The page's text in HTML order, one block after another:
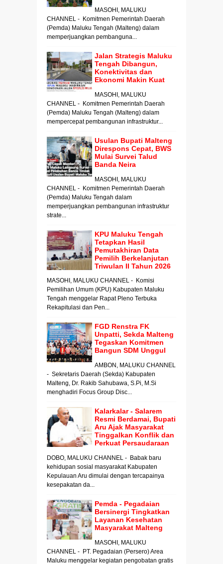
MASOHI, MALUKU
CHANNEL - Komitmen Pemerintah Daerah
(Pemda) Maluku Tengah (Malteng) dalam
memperjuangkan pembanguna...
Jalan Strategis Maluku
Tengah Dibangun,
Konektivitas dan
Ekonomi Makin Kuat
MASOHI, MALUKU
CHANNEL - Komitmen Pemerintah Daerah
(Pemda) Maluku Tengah (Malteng) dalam
mempercepat pembangunan infrastruktur...
Usulan Bupati Malteng
Direspons Cepat, BWS
Mulai Survei Talud
Banda Neira
MASOHI, MALUKU
CHANNEL - Komitmen Pemerintah Daerah
(Pemda) Maluku Tengah dalam
memperjuangkan pembangunan infrastruktur
strate...
KPU Maluku Tengah
Tetapkan Hasil
Pemutakhiran Data
Pemilih Berkelanjutan
Triwulan II Tahun 2026
MASOHI, MALUKU CHANNEL - Komisi
Pemilihan Umum (KPU) Kabupaten Maluku
Tengah menggelar Rapat Pleno Terbuka
Rekapitulasi dan Pen...
FGD Renstra FK
Unpatti, Sekda Malteng
Tegaskan Komitmen
Bangun SDM Unggul
AMBON, MALUKU CHANNEL
- Sekretaris Daerah (Sekda) Kabupaten
Malteng, Dr. Rakib Sahubawa, S.Pi, M.Si
menghadiri Focus Group Disc...
Kalarkalar - Salarem
Resmi Berdamai, Bupati
Aru Ajak Masyarakat
Tinggalkan Konflik dan
Perkuat Persaudaraan
DOBO, MALUKU CHANNEL - Babak baru
kehidupan sosial masyarakat Kabupaten
Kepulauan Aru dimulai dengan tercapainya
kesepakatan da...
Pemda - Pegadaian
Bersinergi Tingkatkan
Layanan Kesehatan
Masyarakat Malteng
MASOHI, MALUKU
CHANNEL - PT. Pegadaian (Persero) Area
Maluku menggelar kegiatan pengobatan gratis